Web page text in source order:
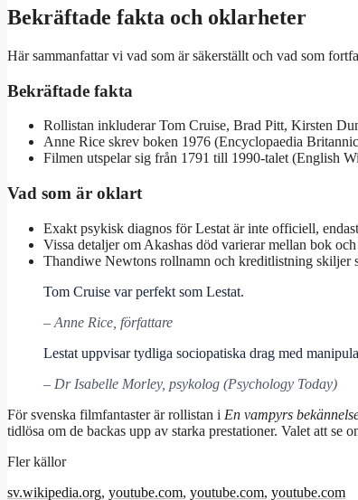
Bekräftade fakta och oklarheter
Här sammanfattar vi vad som är säkerställt och vad som
Bekräftade fakta
Rollistan inkluderar Tom Cruise, Brad Pitt, Kirsten
Anne Rice skrev boken 1976 (Encyclopaedia
Filmen utspelar sig från 1791 till 1990-talet (English
Vad som är oklart
Exakt psykisk diagnos för Lestat är inte officiell,
Vissa detaljer om Akashas död varierar mellan bok
Thandiwe Newtons rollnamn och kreditlistning
Tom Cruise var perfekt som Lestat.
– Anne Rice, författare
Lestat uppvisar tydliga sociopatiska drag med
– Dr Isabelle Morley, psykolog (Psychology Today)
För svenska filmfantaster är rollistan i En vampyrs
tidlösa om de backas upp av starka prestationer. Valet att
Fler källor
sv.wikipedia.org, youtube.com, youtube.com, youtube.com